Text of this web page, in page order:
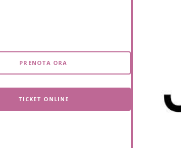
iCalendar
PRENOTA ORA
TICKET ONLINE